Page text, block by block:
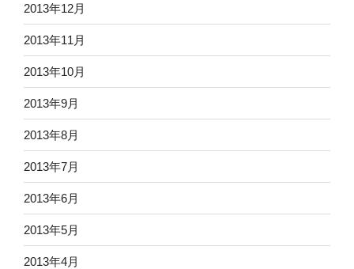
2013年12月
2013年11月
2013年10月
2013年9月
2013年8月
2013年7月
2013年6月
2013年5月
2013年4月